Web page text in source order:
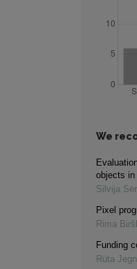
We
objects in
Silvija
Pixel
Rima
Funding
Rūta